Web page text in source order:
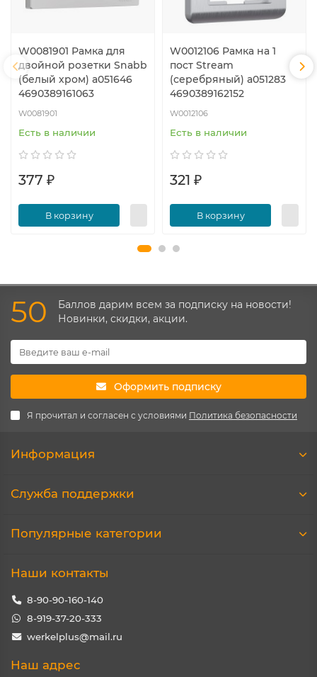
W0081901 Рамка для
двойной розетки Snabb
(белый хром) a051646
4690389161063
W0081901
Есть в наличии
377 ₽
В корзину
W0012106 Рамка на 1
пост Stream
(серебряный) a051283
4690389162152
W0012106
Есть в наличии
321 ₽
В корзину
50
Баллов дарим всем за подписку на новости!
Новинки, скидки, акции.
Оформить подписку
Я прочитал и согласен с условиями Политика безопасности
Информация
Служба поддержки
Популярные категории
Наши контакты
8-90-90-160-140
8-919-37-20-333
werkelplus@mail.ru
Наш адрес